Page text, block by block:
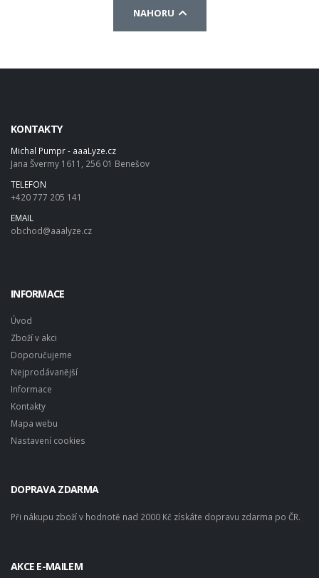
NAHORU
KONTAKTY
Michal Pumpr - aaaLyze.cz
Jana Švermy 1611, 256 01 Benešov
TELEFON
+420 777 205 141
EMAIL
obchod@aaalyze.cz
INFORMACE
Úvod
Zboží v akci
Doporučujeme
Nejprodávanější
Informace
Kontakty
Mapa webu
Nastavení cookies
DOPRAVA ZDARMA
Při nákupu zboží v hodnotě nad 2000 Kč získáte dopravu zdarma po ČR.
AKCE E-MAILEM